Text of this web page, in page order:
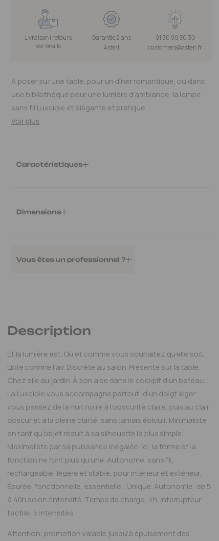
Livraison | retours
Voir détails
Garantie 2 ans
Astéri
01 30 90 30 30
customers@asteri.fr
A poser sur une table, pour un dîner romantique, ou dans
une bibliothèque pour une lumière d'ambiance, la lampe
sans fil Luxciole et élégante et pratique.
Voir plus
Caractéristiques
Variateur: Dimmable
Dimensions
Vous êtes un professionnel ?
Description
Et la lumière est. Où et comme vous souhaitez qu’elle soit.
Libre comme l’air. Discrète au salon. Présente sur la table.
Chez elle au jardin. À son aise dans le cockpit d’un bateau…
La Luxciole vous accompagne partout, d’un doigt léger
vous passez de la nuit noire à l’obscurité claire, puis au clair
obscur et à la pleine clarté, sans jamais éblouir. Minimaliste
en tant qu’objet réduit à sa silhouette la plus simple.
Maximaliste par sa puissance inégalée. Ici, la forme et la
fonction ne font plus qu’une. Autonome, sans fil,
rechargeable, légère et stable, pour intérieur et extérieur.
Épurée, fonctionnelle, essentielle… Unique. Autonomie: de 5
à 40h selon l'intensité. Temps de charge: 4h. Interrupteur
tactile: 5 intensités.
Attention: promotion valable jusqu'à épuisement des